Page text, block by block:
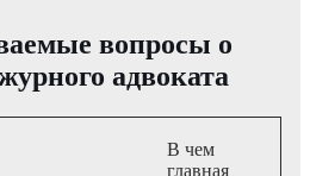
вопросы о
адвоката
В чем
главная